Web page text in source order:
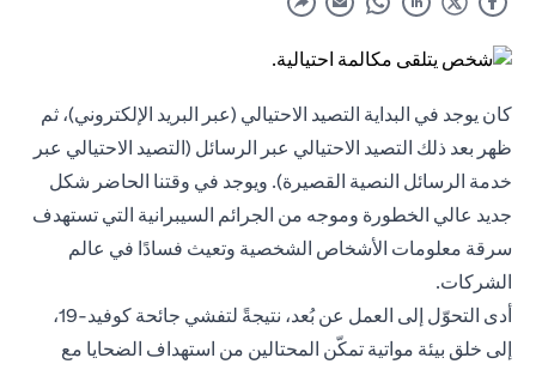
كان يوجد في البداية التصيد الاحتيالي (عبر البريد الإلكتروني)، ثم
ظهر بعد ذلك التصيد الاحتيالي عبر الرسائل (التصيد الاحتيالي عبر
خدمة الرسائل النصية القصيرة). ويوجد في وقتنا الحاضر شكل
جديد عالي الخطورة وموجه من الجرائم السيبرانية التي تستهدف
سرقة معلومات الأشخاص الشخصية وتعيث فسادًا في عالم
الشركات.
أدى التحوّل إلى العمل عن بُعد، نتيجةً لتفشي جائحة كوفيد-19،
إلى خلق بيئة مواتية تمكّن المحتالين من استهداف الضحايا مع